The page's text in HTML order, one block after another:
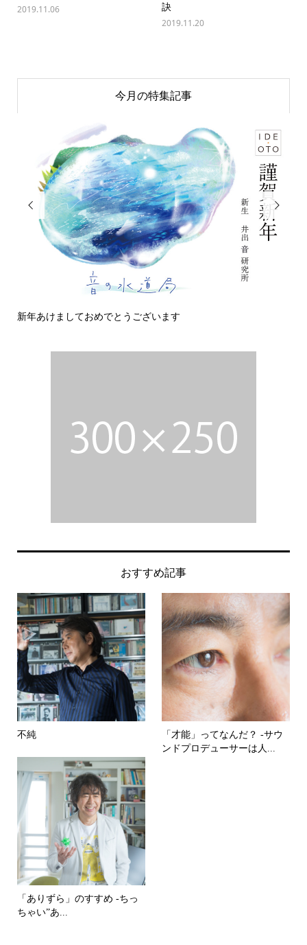
2019.11.06 訣
2019.11.20
今月の特集記事

新年あけましておめでとうございます

おすすめ記事
不純
「才能」ってなんだ？ -サウ
ンドプロデューサーは人...
「ありずら」のすすめ -ちっ
ちゃい”あ...